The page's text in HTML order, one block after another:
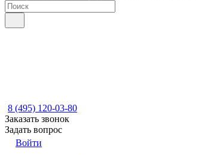
8 (495) 120-03-80
Заказать звонок
Задать вопрос
Войти